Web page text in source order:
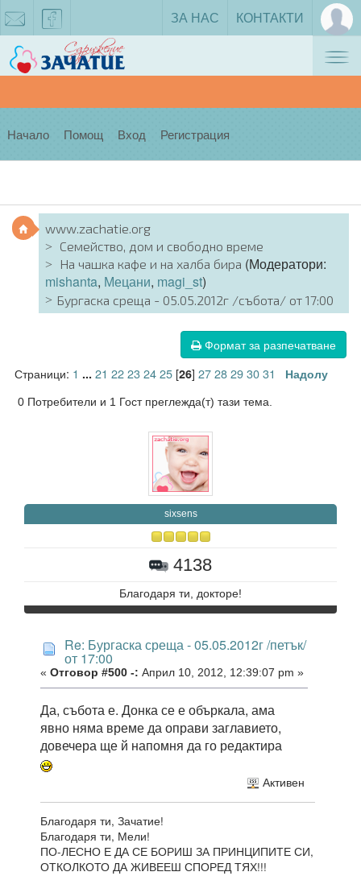
facebook
ЗА НАС КОНТАКТИ
Начало Помощ Вход Регистрация
www.zachatie.org
Семейство, дом и свободно време
На чашка кафе и на халба бира (Модератори:
mishanta, Мецани, magi_st)
Бургаска среща - 05.05.2012г /събота/ от 17:00
Формат за разпечатване
Страници: 1 ... 21 22232425[26] 2728293031 Надолу
0 Потребители и 1 Гост преглежда(т) тази тема.
sixsens
4138
Благодаря ти, докторе!
Re: Бургаска среща - 05.05.2012г /петък/
от 17:00
« Отговор #500 -: Април 10, 2012, 12:39:07 pm »
Да, събота е. Донка се е объркала, ама
явно няма време да оправи заглавието,
довечера ще й напомня да го редактира
Активен
Благодаря ти, Зачатие!
Благодаря ти, Мели!
ПО-ЛЕСНО Е ДА СЕ БОРИШ ЗА ПРИНЦИПИТЕ СИ,
ОТКОЛКОТО ДА ЖИВЕЕШ СПОРЕД ТЯХ!!!